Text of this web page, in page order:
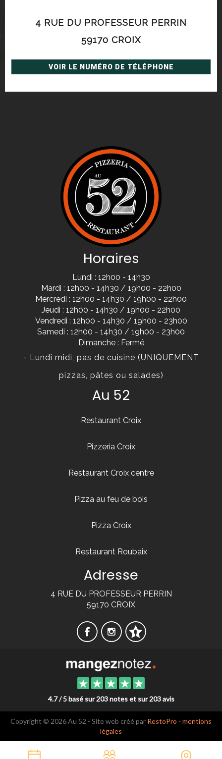
4 RUE DU PROFESSEUR PERRIN
59170 CROIX
VOIR LE NUMÉRO DE TÉLÉPHONE
Horaires
Lundi : 12h00 - 14h30
Mardi : 12h00 - 14h30 / 19h00 - 22h00
Mercredi : 12h00 - 14h30 / 19h00 - 22h00
Jeudi : 12h00 - 14h30 / 19h00 - 22h00
Vendredi : 12h00 - 14h30 / 19h00 - 23h00
Samedi : 12h00 - 14h30 / 19h00 - 23h00
Dimanche : Fermé
- Lundi midi, pas de cuisine (UNIQUEMENT
pizzas, pâtes ou salades)
Au 52
Restaurant Croix
Pizzeria Croix
Restaurant Croix centre
Pizza au feu de bois
Pizza Croix
Restaurant Roubaix
Adresse
4 RUE DU PROFESSEUR PERRIN
59170 CROIX
4.7 / 5 basé sur 203 notes et sur 203 avis
Copyright © 2026 Au 52 - Site web créé par RestoPro - mentions
légales